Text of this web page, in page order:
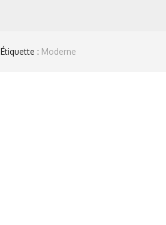
Étiquette : Moderne